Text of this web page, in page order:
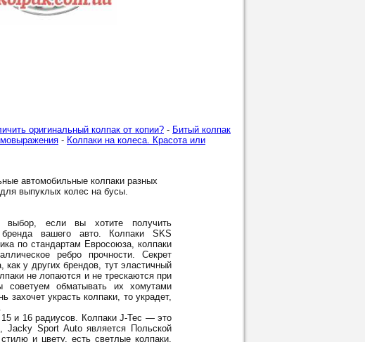
оригинальный колпак от копии? - Битый колпак
- Колпаки на колеса. Красота или
автомобильные колпаки разных
выпуклых колес на бусы.
если вы хотите получить
вашего авто. Колпаки SKS
по стандартам Евросоюза, колпаки
ребро прочности. Секрет
как у других брендов, тут эластичный
не лопаются и не трескаются при
обматывать их хомутами
украсть колпаки, то украдет,
и 16 радиусов. Колпаки J-Tec — это
Jacky Sport Auto является Польской
и цвету, есть светлые колпаки,